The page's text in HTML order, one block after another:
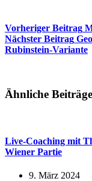
Vorheriger Beitrag
Nächster Beitrag
Rubinstein-Variante
Ähnliche Beiträge
Live-Coaching mit
Wiener Partie
9. März 2024